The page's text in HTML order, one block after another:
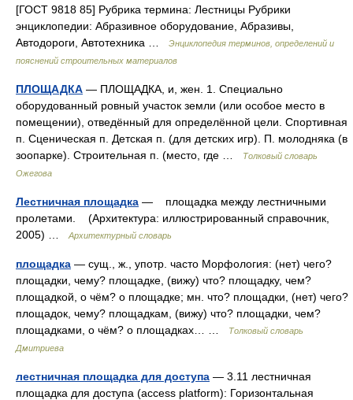
[ГОСТ 9818 85] Рубрика термина: Лестницы Рубрики
энциклопедии: Абразивное оборудование, Абразивы,
Автодороги, Автотехника …
Энциклопедия терминов, определений и
пояснений строительных материалов
ПЛОЩАДКА — ПЛОЩАДКА, и, жен. 1. Специально
оборудованный ровный участок земли (или особое место в
помещении), отведённый для определённой цели. Спортивная
п. Сценическая п. Детская п. (для детских игр). П. молодняка (в
зоопарке). Строительная п. (место, где …
Толковый словарь
Ожегова
Лестничная площадка — площадка между лестничными
пролетами. (Архитектура: иллюстрированный справочник,
2005) …
Архитектурный словарь
площадка — сущ., ж., употр. часто Морфология: (нет) чего?
площадки, чему? площадке, (вижу) что? площадку, чем?
площадкой, о чём? о площадке; мн. что? площадки, (нет) чего?
площадок, чему? площадкам, (вижу) что? площадки, чем?
площадками, о чём? о площадках… …
Толковый словарь
Дмитриева
лестничная площадка для доступа — 3.11 лестничная
площадка для доступа (access platform): Горизонтальная